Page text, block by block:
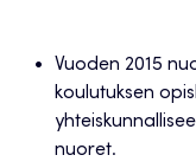
Vuoden 2015
koulutuksen
nuoret.